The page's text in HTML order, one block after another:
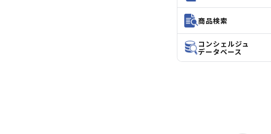
商品検索
コンシェルジュ
データベース